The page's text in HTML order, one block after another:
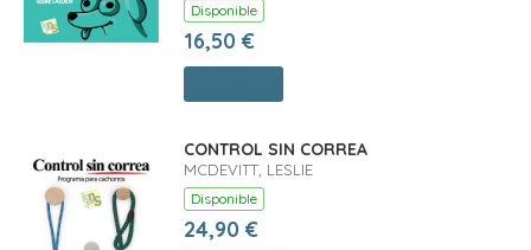
Disponible
16,50 €
CONTROL SIN CORREA
MCDEVITT, LESLIE
Disponible
24,90 €